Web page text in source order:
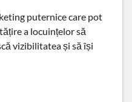
puternice care pot
a locuințelor să
vizibilitatea și să își